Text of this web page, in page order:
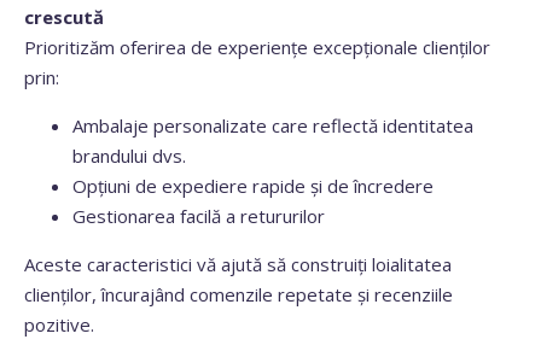
crescută
Prioritizăm oferirea de experiențe excepționale clienților
prin:
Ambalaje personalizate care reflectă identitatea
brandului dvs.
Opțiuni de expediere rapide și de încredere
Gestionarea facilă a retururilor
Aceste caracteristici vă ajută să construiți loialitatea
clienților, încurajând comenzile repetate și recenziile
pozitive.